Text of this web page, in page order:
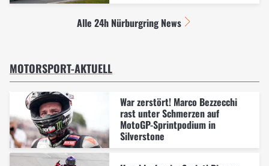
Alle 24h Nürburgring News
MOTORSPORT-AKTUELL
War zerstört! Marco Bezzecchi
rast unter Schmerzen auf
MotoGP-Sprintpodium in
Silverstone